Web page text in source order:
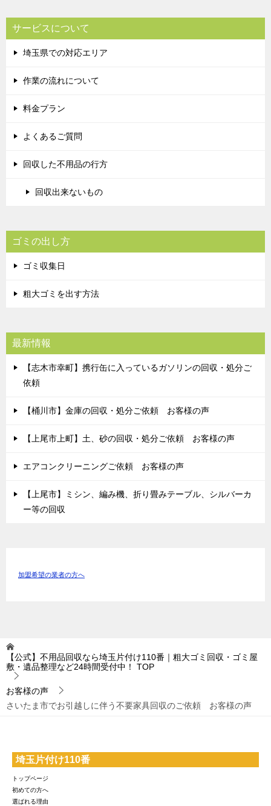
サービスについて
埼玉県での対応エリア
作業の流れについて
料金プラン
よくあるご質問
回収した不用品の行方
回収出来ないもの
ゴミの出し方
ゴミ収集日
粗大ゴミを出す方法
最新情報
【志木市幸町】携行缶に入っているガソリンの回収・処分ご
依頼
【桶川市】金庫の回収・処分ご依頼 お客様の声
【上尾市上町】土、砂の回収・処分ご依頼 お客様の声
エアコンクリーニングご依頼 お客様の声
【上尾市】ミシン、編み機、折り畳みテーブル、シルバーカ
ー等の回収
加盟希望の業者の方へ
【公式】不用品回収なら埼玉片付け110番｜粗大ゴミ回収・ゴミ屋
敷・遺品整理など24時間受付中！
TOP
お客様の声
さいたま市でお引越しに伴う不要家具回収のご依頼 お客様の声
埼玉片付け110番
トップページ
初めての方へ
選ばれる理由